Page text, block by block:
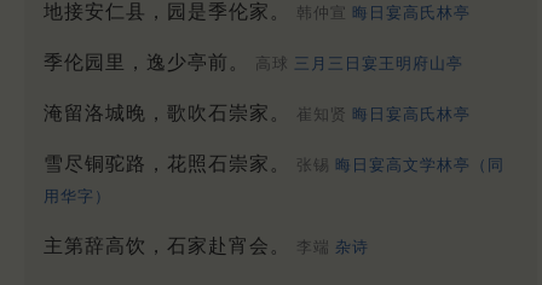
地接安仁县，园是季伦家。 韩仲宣 晦日宴高氏林亭
季伦园里，逸少亭前。 高球 三月三日宴王明府山亭
淹留洛城晚，歌吹石崇家。 崔知贤 晦日宴高氏林亭
雪尽铜驼路，花照石崇家。 张锡 晦日宴高文学林亭（同
用华字）
主第辞高饮，石家赴宵会。 李端 杂诗